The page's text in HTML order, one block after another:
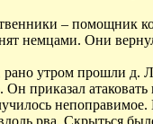
– помощник
немцами. Они
утром прошли д.
приказал
рва. Скрыться